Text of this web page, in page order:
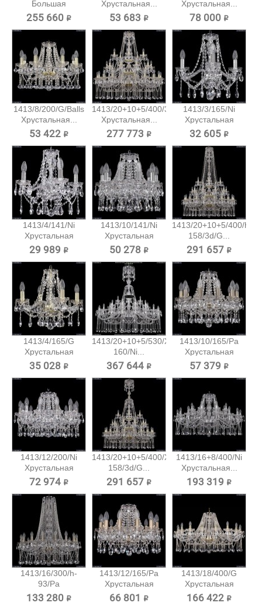
Большая
хрустальная...
255 660 ₽
Хрустальная...
53 683 ₽
Хрустальная...
78 000 ₽
1413/8/200/G/Balls
Хрустальная...
53 422 ₽
1413/20+10+5/400/3d/G
Хрустальная...
277 773 ₽
1413/3/165/Ni
Хрустальная
подвесная...
32 605 ₽
1413/4/141/Ni
Хрустальная
подвесная...
29 989 ₽
1413/10/141/Ni
Хрустальная
подвесная...
50 278 ₽
1413/20+10+5/400/h-
158/3d/G...
291 657 ₽
1413/4/165/G
Хрустальная
подвесная...
35 028 ₽
1413/20+10+5/530/XL-
160/Ni...
367 644 ₽
1413/10/165/Pa
Хрустальная
подвесная...
57 379 ₽
1413/12/200/Ni
Хрустальная
подвесная...
72 974 ₽
1413/20+10+5/400/XL-
158/3d/G...
291 657 ₽
1413/16+8/400/Ni
Хрустальная...
193 319 ₽
1413/16/300/h-
93/Pa
Хрустальная...
133 280 ₽
1413/12/165/Pa
Хрустальная
подвесная...
66 801 ₽
1413/18/400/G
Хрустальная
подвесная...
166 422 ₽